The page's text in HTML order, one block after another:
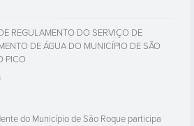
REGULAMENTO DO SERVIÇO DE
DE ÁGUA DO MUNICÍPIO DE SÃO
PICO
do Município de São Roque participa